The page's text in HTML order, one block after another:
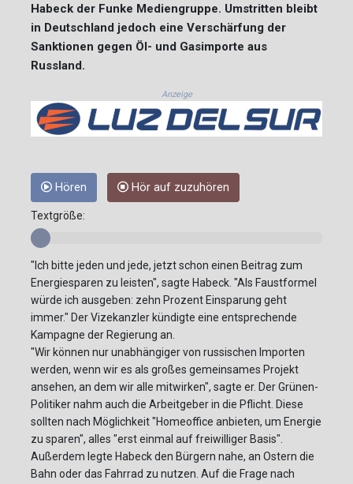
Habeck der Funke Mediengruppe. Umstritten bleibt
in Deutschland jedoch eine Verschärfung der
Sanktionen gegen Öl- und Gasimporte aus
Russland.
Anzeige
Hören Hör auf zuzuhören
Textgröße:
"Ich bitte jeden und jede, jetzt schon einen Beitrag zum
Energiesparen zu leisten", sagte Habeck. "Als Faustformel
würde ich ausgeben: zehn Prozent Einsparung geht
immer." Der Vizekanzler kündigte eine entsprechende
Kampagne der Regierung an.
"Wir können nur unabhängiger von russischen Importen
werden, wenn wir es als großes gemeinsames Projekt
ansehen, an dem wir alle mitwirken", sagte er. Der Grünen-
Politiker nahm auch die Arbeitgeber in die Pflicht. Diese
sollten nach Möglichkeit "Homeoffice anbieten, um Energie
zu sparen", alles "erst einmal auf freiwilliger Basis".
Außerdem legte Habeck den Bürgern nahe, an Ostern die
Bahn oder das Fahrrad zu nutzen. Auf die Frage nach